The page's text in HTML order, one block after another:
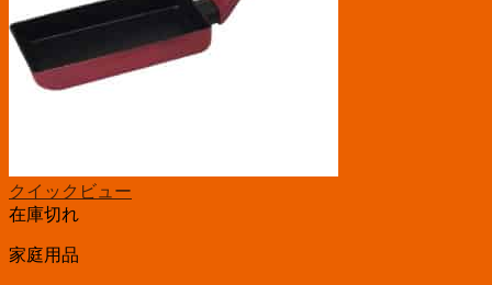
クイックビュー
在庫切れ
家庭用品